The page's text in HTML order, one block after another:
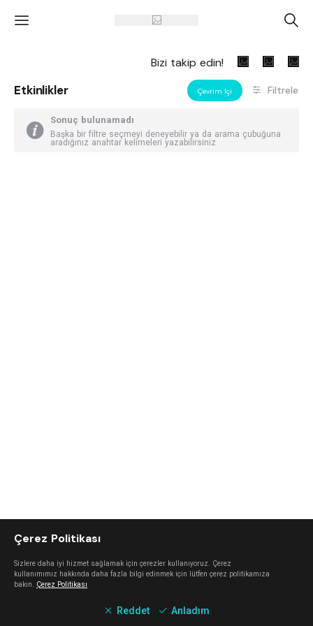
' A
Bizi takip edin!
Etkinlikler Çevrim Içi Filtrele
Sonuç bulunamadı
Başka bir filtre seçmeyi deneyebilir ya da arama çubuğuna
aradığınız anahtar kelimeleri yazabilirsiniz
Çerez Politikası
Sizlere daha iyi hizmet sağlamak için çerezler kullanıyoruz. Çerez
kullanımımız hakkında daha fazla bilgi edinmek için lütfen çerez politikamıza
bakın. Çerez Politikası
Reddet Anladım